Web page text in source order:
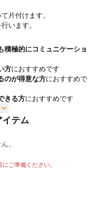
片付けます。
います。
掃除を行います。
、会場設営を行います。
を行います。
編集してください※
や店内の混雑具合、天候
整させていただく場合が
うえ決定いたしますの
ください。
生しませんが、できるだ
積極的にコミュニケーショ
方におすすめです
のが得意な方におすすめで
きる方におすすめです
expand_more
イテム
。
にご準備ください。